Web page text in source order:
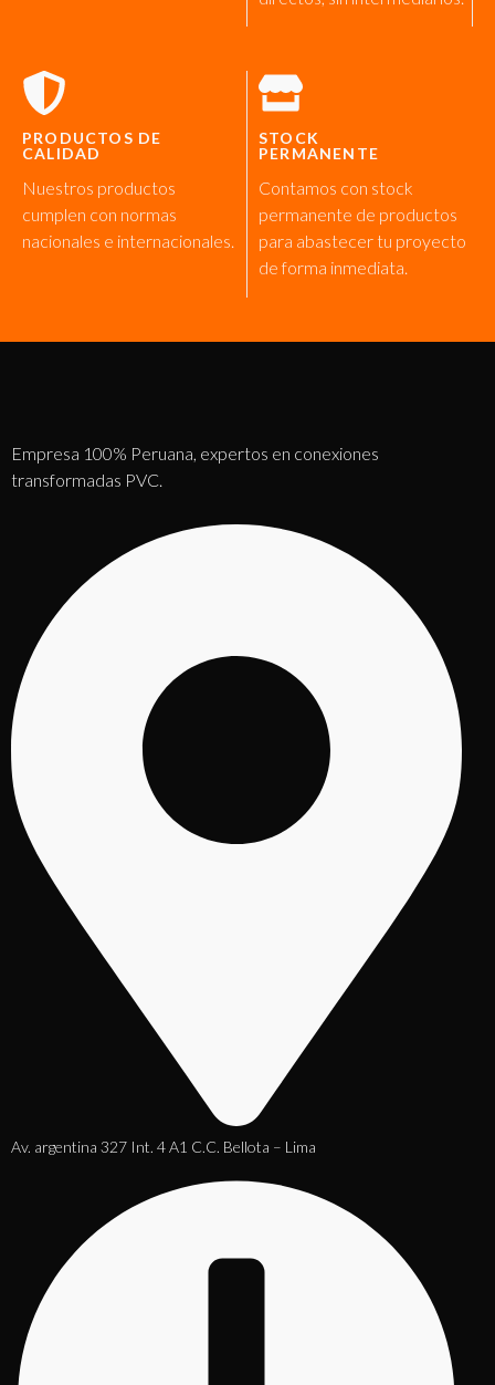
PRODUCTOS DE
CALIDAD
Nuestros productos
cumplen con normas
nacionales e internacionales.
STOCK
PERMANENTE
Contamos con stock
permanente de productos
para abastecer tu proyecto
de forma inmediata.
Empresa 100% Peruana, expertos en conexiones
transformadas PVC.
Av. argentina 327 Int. 4 A1 C.C. Bellota – Lima